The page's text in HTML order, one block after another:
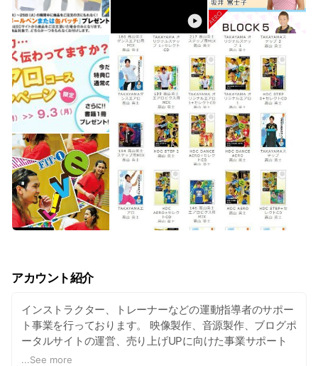
アカウント紹介
インストラクター、トレーナーなどの運動指導者のサポー
ト事業を行っております。 映像製作、音源製作、ブログポ
ータルサイトの運営、売り上げUPに向けた事業サポート
を行っております。
...See more